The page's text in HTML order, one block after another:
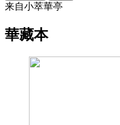
来自小萃華亭
華藏本